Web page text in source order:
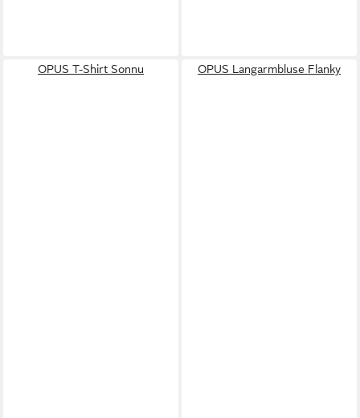
OPUS T-Shirt Sonnu OPUS Langarmbluse Flanky